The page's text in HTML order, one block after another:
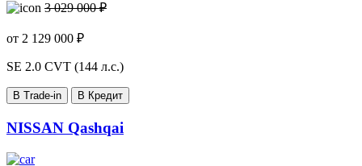
3 029 000 ₽
от 2 129 000 ₽
SE 2.0 CVT (144 л.с.)
В Trade-in В Кредит
NISSAN Qashqai